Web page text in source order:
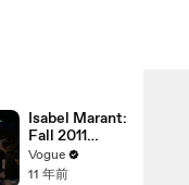
Isabel Marant:
Fall 2011
Ready-to-
Wear
Vogue
11 年前